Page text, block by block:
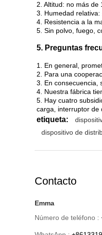
2. Altitud: no más de
3. Humedad relativa:
4. Resistencia a la
5. Sin polvo, fuego,
5. Preguntas
1. En general,
2. Para una
3. En consecuencia,
4. Nuestra fábrica
5. Hay cuatro
carga, interruptor de
etiqueta:
dispositivo de
Contacto
Emma
Número de teléfono :